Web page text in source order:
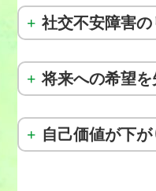
社交不安障害
将来への希望
自己価値が下